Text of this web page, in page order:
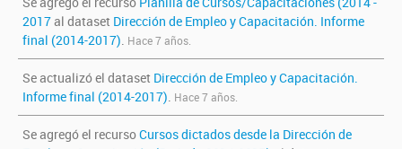
2017al dataset Dirección de Empleo y Capacitación. Informe
final (2014-2017). Hace 7 años.
Se actualizó el dataset Dirección de Empleo y Capacitación.
Informe final (2014-2017). Hace 7 años.
Se agregó el recursoCursos dictados desde la Dirección de